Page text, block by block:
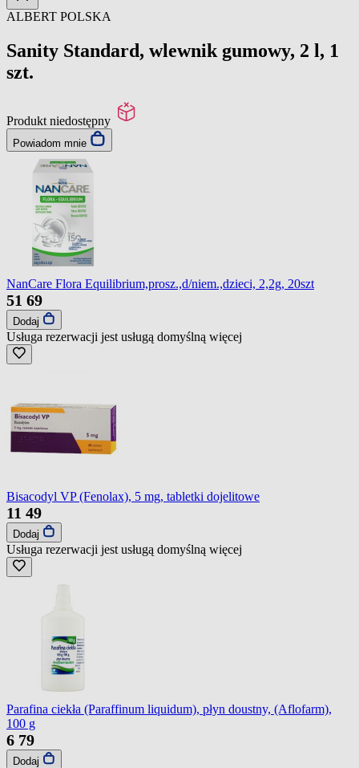
ALBERT POLSKA
Sanity Standard, wlewnik gumowy, 2 l, 1
szt.
Produkt niedostępny
Powiadom mnie
NanCare Flora Equilibrium,prosz.,d/niem.,dzieci, 2,2g, 20szt
51 69
Dodaj
Usługa rezerwacji jest usługą domyślną więcej
Bisacodyl VP (Fenolax), 5 mg, tabletki dojelitowe
11 49
Dodaj
Usługa rezerwacji jest usługą domyślną więcej
Parafina ciekła (Paraffinum liquidum), płyn doustny, (Aflofarm),
100 g
6 79
Dodaj